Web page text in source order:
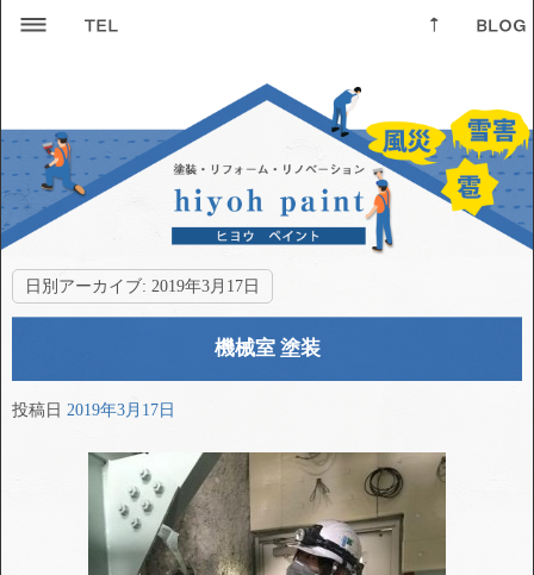
日別アーカイブ: 2019年3月17日
機械室 塗装
投稿日 2019年3月17日